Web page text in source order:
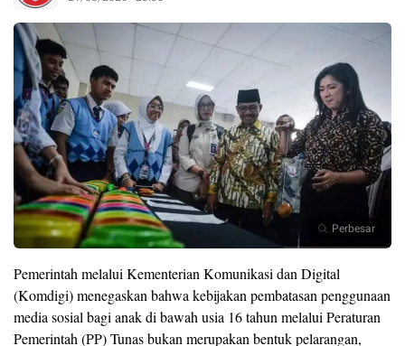
Perbesar
Pemerintah melalui Kementerian Komunikasi dan Digital
(Komdigi) menegaskan bahwa kebijakan pembatasan penggunaan
media sosial bagi anak di bawah usia 16 tahun melalui Peraturan
Pemerintah (PP) Tunas bukan merupakan bentuk pelarangan,